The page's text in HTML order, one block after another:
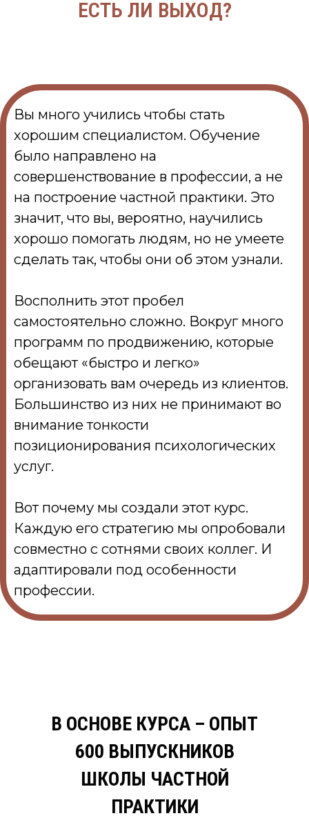
ЕСТЬ ЛИ ВЫХОД?
Вы много учились чтобы стать
хорошим специалистом. Обучение
было направлено на
совершенствование в профессии, а не
на построение частной практики. Это
значит, что вы, вероятно, научились
хорошо помогать людям, но не умеете
сделать так, чтобы они об этом узнали.
Восполнить этот пробел
самостоятельно сложно. Вокруг много
программ по продвижению, которые
обещают «быстро и легко»
организовать вам очередь из клиентов.
Большинство из них не принимают во
внимание тонкости
позиционирования психологических
услуг.
Вот почему мы создали этот курс.
Каждую его стратегию мы опробовали
совместно с сотнями своих коллег. И
адаптировали под особенности
профессии.
В ОСНОВЕ КУРСА – ОПЫТ
600 ВЫПУСКНИКОВ
ШКОЛЫ ЧАСТНОЙ
ПРАКТИКИ